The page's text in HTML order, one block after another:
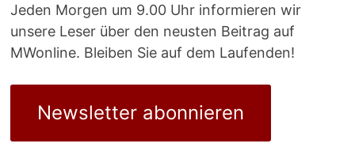
Jeden Morgen um 9.00 Uhr informieren wir
unsere Leser über den neusten Beitrag auf
MWonline. Bleiben Sie auf dem Laufenden!
Newsletter abonnieren